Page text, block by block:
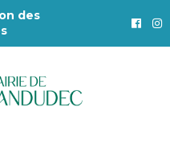
des